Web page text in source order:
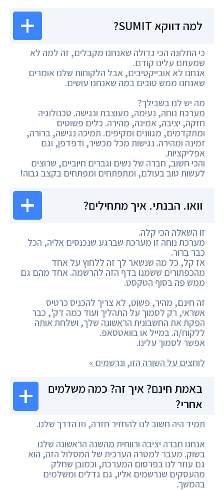
למה דווקא SUMIT?
כי התלונה הכי גדולה שאנחנו מקבלים, זה למה לא
שמעתם עלינו קודם.
אנחנו לא אובייקטיבים, אבל הלקוחות שלנו אומרים
שאנחנו ממש טובים במה שאנחנו עושים.
מה יש לנו בשבילך?
מערכת נוחה, נעימה, מעוצבת ונגישה. טכנולוגיה
חזקה, יציבה, אמינה, מהירה. כלים פשוטים
ומתקדמים, מגוונים ומקיפים. תמיכה נגישה, ברורה,
זמינה ומהירה. נגישות מכל מכשיר, ודפדפן, וגם
אפליקציות.
והכי חשוב, חברה של נשים וגברים חיוביים, שרוצים
לעשות טוב בעולם, ומתפתחים ומפתחים בקצב גבוה!
וואו. הבנתי. איך מתחילים?
זו השאלה הכי קלה.
מערכת נוחה זו מערכת שברגע שנכנסים אליה, הכל
כבר ברור.
אז קל, כל מה שנשאר לך זה ללחוץ על אחד
מהכפתורים ששמנו בדף הזה להרשמה. אחד מהם גם
ממש פה בסוף הטקסט.
זה חינם, מהיר, פשוט, לא צריך להכניס כרטיס
אשראי, רק לסמוך על התהליך ועוד כמה דק', כבר
הפקת את החשבונית הראשונה שלך, ושלחת אותה
ללקוח/ה. במייל או בוואטסאפ.
אפשר לסמוך עלינו.
לוחצים על השורה הזו, ונרשמים »
באמת חינם? איך זה? כמה משלמים
אחרי?
תמיד היה חשוב לנו להחזיר חזרה, וזו הדרך שלנו.
אנחנו חברה יציבה ורווחית מהשנה הראשונה שלנו
בשוק. מעבר למטרה הערכית של המסלול הזה, הוא
גם עוזר לנו בפרסום המערכת, וכמובן שחלק
מהעסקים שנרשמים אליו, גם גדלים ומשלמים
בהמשך.